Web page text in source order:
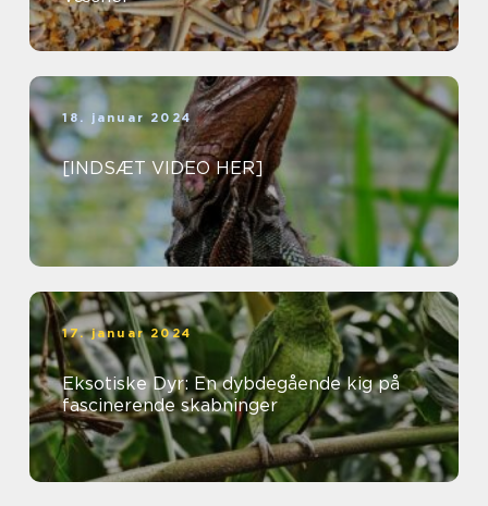
18. januar 2024
[INDSÆT VIDEO HER]
17. januar 2024
Eksotiske Dyr: En dybdegående kig på
fascinerende skabninger